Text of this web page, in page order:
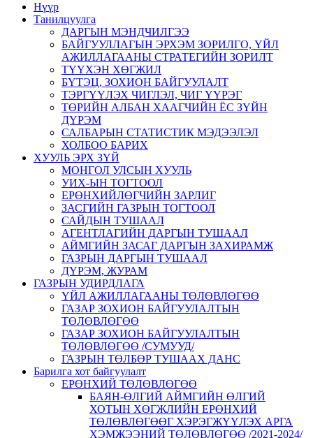
Нүүр
Танилцуулга
ДАРГЫН МЭНДЧИЛГЭЭ
БАЙГУУЛЛАГЫН ЭРХЭМ ЗОРИЛГО, ҮЙЛ
АЖИЛЛАГААНЫ СТРАТЕГИЙН ЗОРИЛТ
ТҮҮХЭН ХӨГЖИЛ
БҮТЭЦ, ЗОХИОН БАЙГУУЛАЛТ
ТЭРГҮҮЛЭХ ЧИГЛЭЛ, ЧИГ ҮҮРЭГ
ТӨРИЙН АЛБАН ХААГЧИЙН ЁС ЗҮЙН
ДҮРЭМ
САЛБАРЫН СТАТИСТИК МЭДЭЭЛЭЛ
ХОЛБОО БАРИХ
ХУУЛЬ ЭРХ ЗҮЙ
МОНГОЛ УЛСЫН ХУУЛЬ
УИХ-ЫН ТОГТООЛ
ЕРӨНХИЙЛӨГЧИЙН ЗАРЛИГ
ЗАСГИЙН ГАЗРЫН ТОГТООЛ
САЙДЫН ТУШААЛ
АГЕНТЛАГИЙН ДАРГЫН ТУШААЛ
АЙМГИЙН ЗАСАГ ДАРГЫН ЗАХИРАМЖ
ГАЗРЫН ДАРГЫН ТУШААЛ
ДҮРЭМ, ЖУРАМ
ГАЗРЫН УДИРДЛАГА
ҮЙЛ АЖИЛЛАГААНЫ ТӨЛӨВЛӨГӨӨ
ГАЗАР ЗОХИОН БАЙГУУЛАЛТЫН
ТӨЛӨВЛӨГӨӨ
ГАЗАР ЗОХИОН БАЙГУУЛАЛТЫН
ТӨЛӨВЛӨГӨӨ /СУМУУД/
ГАЗРЫН ТӨЛБӨР ТУШААХ ДАНС
Барилга хот байгуулалт
ЕРӨНХИЙ ТӨЛӨВЛӨГӨӨ
БАЯН-ӨЛГИЙ АЙМГИЙН ӨЛГИЙ
ХОТЫН ХӨГЖЛИЙН ЕРӨНХИЙ
ТӨЛӨВЛӨГӨӨГ ХЭРЭГЖҮҮЛЭХ АРГА
ХЭМЖЭЭНИЙ ТӨЛӨВЛӨГӨӨ /2021-2024/